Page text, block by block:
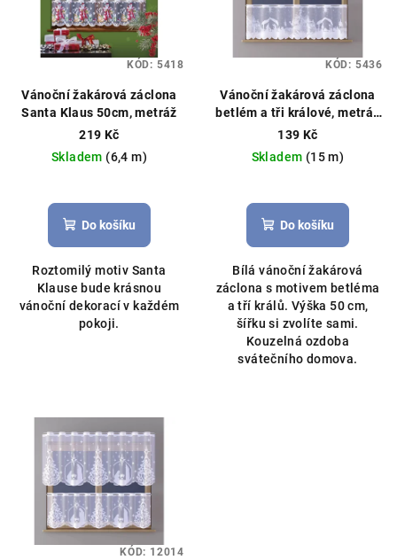
Vánoční žakárová záclona
Santa Klaus 50cm, metráž
219 Kč
Skladem (6,4 m)
hodnocení
produktu
z
5
hvězdiček.
Do košíku
Roztomilý motiv Santa
Klause bude krásnou
vánoční dekorací v každém
pokoji.
KÓD: 5418
Vánoční žakárová záclona
betlém a tři králové, metráž
výška 50cm bílá
139 Kč
Skladem (15 m)
hodnocení
produktu
z
5
hvězdiček.
Do košíku
Bílá vánoční žakárová
záclona s motivem betléma
a tří králů. Výška 50 cm,
šířku si zvolíte sami.
Kouzelná ozdoba
svátečního domova.
KÓD: 5436
KÓD: 12014